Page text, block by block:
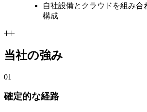
自社設備とクラウドを組み合
構成
当社の強み
01
確定的な経路